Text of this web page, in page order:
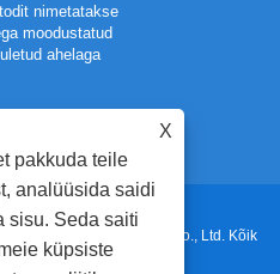
nimetatakse
moodustatud
ahelaga
Precision Mold Parts Co., Ltd. Kõik
X
pakkuda teile
analüüsida saidi
sisu. Seda saiti
küpsiste